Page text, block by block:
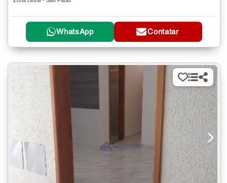
WhatsApp Contatar